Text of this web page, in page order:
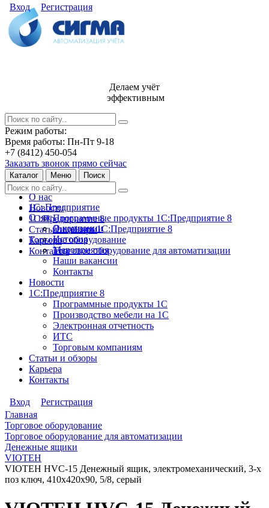
Вход Регистрация
Делаем учёт
эффективным
Режим работы:
Время работы: Пн-Пт 9-18
+7 (8412) 450-054
Заказать звонок прямо сейчас
Каталог Меню Поиск
О нас
Новости
1С:Предприятие 8
Статьи и обзоры
Карьера
Контакты
1С: Предприятие
Программные продукты 1С:Предприятие 8
Лицензии 1С:Предприятие 8
Торговое оборудование
Торговое оборудование для автоматизации
О нас
О компании
История
Мероприятия
Наши вакансии
Контакты
Новости
1С:Предприятие 8
Программные продукты 1С
Производство мебели на 1С
Электронная отчетность
ИТС
Торговым компаниям
Статьи и обзоры
Карьера
Контакты
Вход
Регистрация
Главная
Торговое оборудование
Торговое оборудование для автоматизации
Денежные ящики
VIOTEH
VIOTEH HVC-15 Денежный ящик, электромеханический, 3-х
поз ключ, 410х420х90, 5/8, серый